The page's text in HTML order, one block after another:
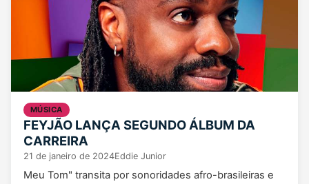
MÚSICA
FEYJÃO LANÇA SEGUNDO ÁLBUM DA
CARREIRA
21 de janeiro de 2024Eddie Junior
Meu Tom" transita por sonoridades afro-brasileiras e